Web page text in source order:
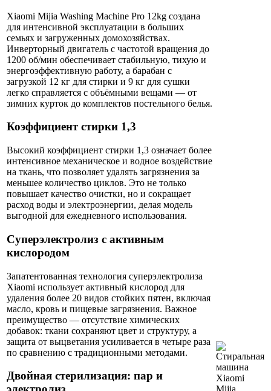
Xiaomi Mijia Washing Machine Pro 12kg создана
для интенсивной эксплуатации в больших
семьях и загруженных домохозяйствах.
Инверторный двигатель с частотой вращения до
1200 об/мин обеспечивает стабильную, тихую и
энергоэффективную работу, а барабан с
загрузкой 12 кг для стирки и 9 кг для сушки
легко справляется с объёмными вещами — от
зимних курток до комплектов постельного белья.
Коэффициент стирки 1,3
Высокий коэффициент стирки 1,3 означает более
интенсивное механическое и водное воздействие
на ткань, что позволяет удалять загрязнения за
меньшее количество циклов. Это не только
повышает качество очистки, но и сокращает
расход воды и электроэнергии, делая модель
выгодной для ежедневного использования.
Суперэлектролиз с активным
кислородом
Запатентованная технология суперэлектролиза
Xiaomi использует активный кислород для
удаления более 20 видов стойких пятен, включая
масло, кровь и пищевые загрязнения. Важное
преимущество — отсутствие химических
добавок: ткани сохраняют цвет и структуру, а
защита от выцветания усиливается в четыре раза
по сравнению с традиционными методами.
Двойная стерилизация: пар и